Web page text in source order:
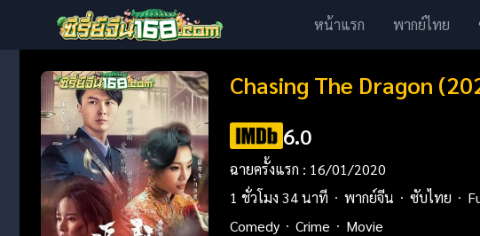
หน้าแรก พากย์ไทย
Chasing The Dragon
6.0
ฉายครั้งแรก : 16/01/2020
1 ชั่วโมง 34 นาที
พากย์จีน ซับไทย
Comedy
Crime Movie